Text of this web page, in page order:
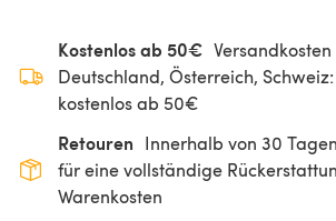
Kostenlos ab 50€
Deutschland, Österreich,
kostenlos ab 50€
Retouren Innerhalb von 30
für eine vollständige
Warenkosten